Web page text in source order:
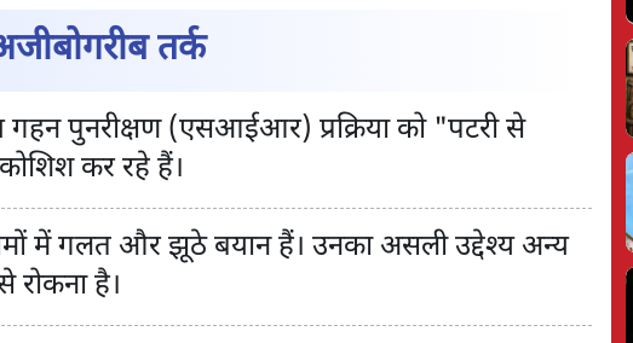
तर्क
गहन पुनरीक्षण (एसआईआर) प्रक्रिया को "पटरी से
कर रहे हैं।
में गलत और झूठे बयान हैं। उनका असली उद्देश्य अन्य
है।